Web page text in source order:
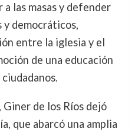
las masas y defender
y democráticos,
entre la iglesia y el
de una educación
de los Ríos dejó
que abarcó una amplia